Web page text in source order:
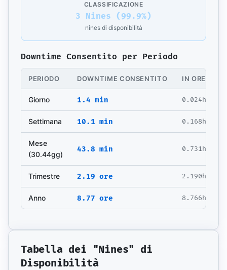
CLASSIFICAZIONE
3 Nines (99.9%)
nines di disponibilità
Downtime Consentito per Periodo
PERIODO DOWNTIME CONSENTITO IN ORE
Giorno 1.4 min 0.024h
Settimana 10.1 min 0.168h
Mese
(30.44gg)
43.8 min 0.731h
Trimestre 2.19 ore 2.190h
Anno 8.77 ore 8.766h
Tabella dei "Nines" di
Disponibilità